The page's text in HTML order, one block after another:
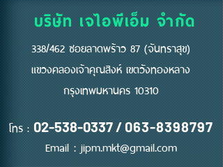
บริษัท เจไอพีเอ็ม จำกัด
338/462 ซอยลาดพร้าว 87 (จันทราสุข)
แขวงคลองเจ้าคุณสิงห์ เขตวังทองหลาง
กรุงเทพมหานคร 10310
โทร : 02-538-0337 / 063-8398797
Email : jipm.mkt@gmail.com